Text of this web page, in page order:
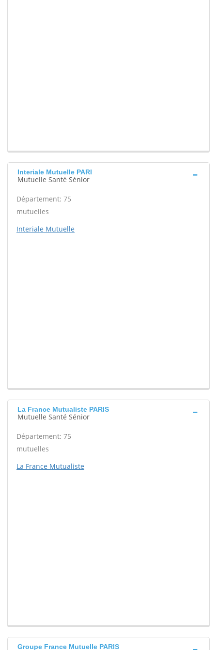
Interiale Mutuelle PARI
Mutuelle Santé Sénior
Département: 75
mutuelles
Interiale Mutuelle
La France Mutualiste PARIS
Mutuelle Santé Sénior
Département: 75
mutuelles
La France Mutualiste
Groupe France Mutuelle PARIS